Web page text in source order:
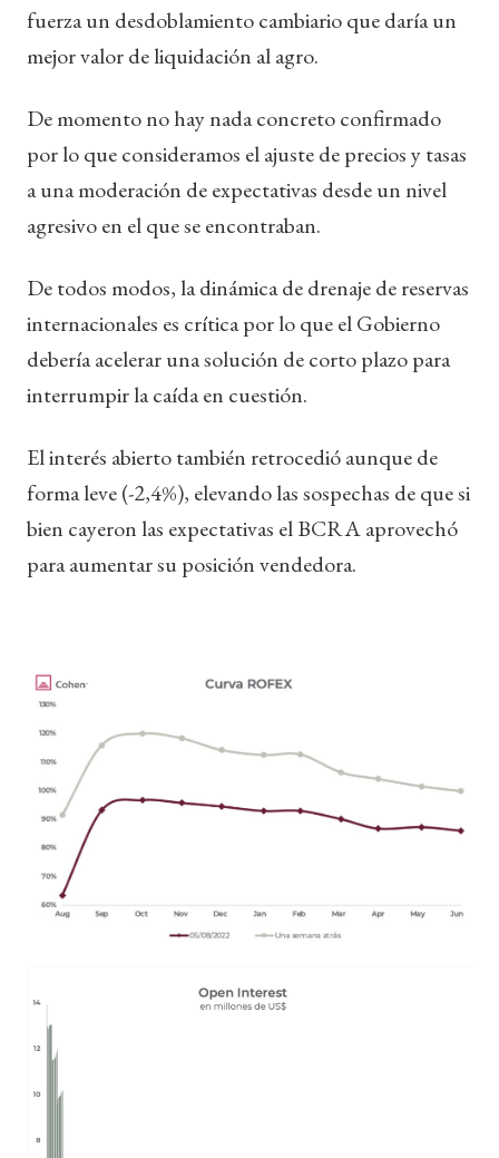
fuerza un desdoblamiento cambiario que daría un
mejor valor de liquidación al agro.
De momento no hay nada concreto confirmado
por lo que consideramos el ajuste de precios y tasas
a una moderación de expectativas desde un nivel
agresivo en el que se encontraban.
De todos modos, la dinámica de drenaje de reservas
internacionales es crítica por lo que el Gobierno
debería acelerar una solución de corto plazo para
interrumpir la caída en cuestión.
El interés abierto también retrocedió aunque de
forma leve (-2,4%), elevando las sospechas de que si
bien cayeron las expectativas el BCRA aprovechó
para aumentar su posición vendedora.